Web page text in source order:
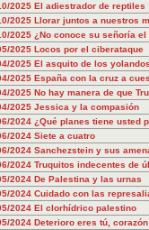
2025 El adiestrador de reptiles
2025 Llorar juntos a nuestros
2025 ¿No conoce su señoría
2025 Locos por el ciberataque
2025 El asquito de los
2025 España con la cruz a
2025 No hay manera de que
2025 Jessica y la compasión
2024 ¿Qué planes tiene usted
2024 Siete a cuatro
2024 Sanchezstein y sus
2024 Truquitos indecentes de
2024 De Palestina y las urnas
2024 Cuidado con las
2024 El clorhídrico palestino
2024 Deterioro eres tú, corazón